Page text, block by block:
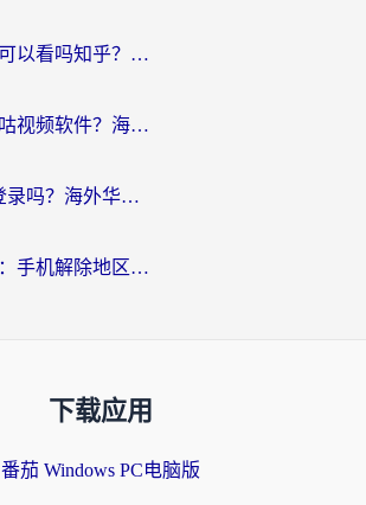
央视影音在海外可以看吗知乎？留学生亲测：3步解决地域限制+追剧自由
在国外怎么看咪咕视频软件？海外党亲测有效的回国加速方案
12123在国外能登录吗？海外华人必看的回国加速实用指南
海外党追剧必备：手机解除地区限制app怎么选？解决央视视频&国内剧地区限制全指南
下载应用
番茄 Windows PC电脑版